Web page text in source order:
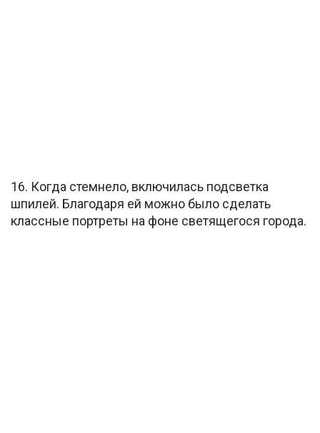
16. Когда стемнело, включилась подсветка
шпилей. Благодаря ей можно было сделать
классные портреты на фоне светящегося города.